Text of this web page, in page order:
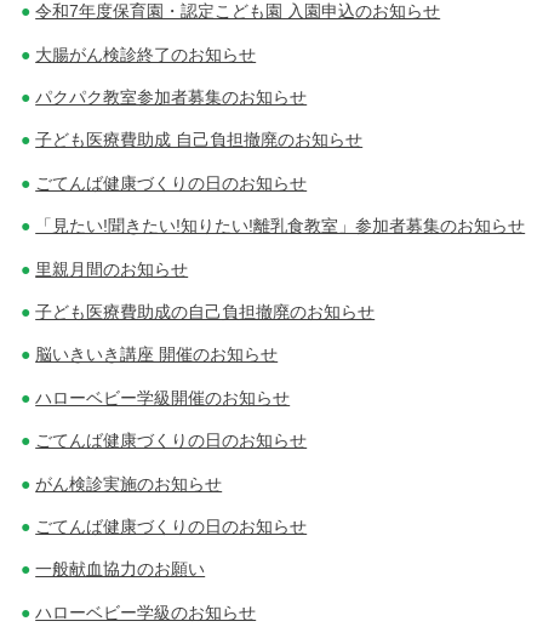
令和7年度保育園・認定こども園 入園申込のお知らせ
大腸がん検診終了のお知らせ
パクパク教室参加者募集のお知らせ
子ども医療費助成 自己負担撤廃のお知らせ
ごてんば健康づくりの日のお知らせ
「見たい!聞きたい!知りたい!離乳食教室」参加者募集のお知らせ
里親月間のお知らせ
子ども医療費助成の自己負担撤廃のお知らせ
脳いきいき講座 開催のお知らせ
ハローベビー学級開催のお知らせ
ごてんば健康づくりの日のお知らせ
がん検診実施のお知らせ
ごてんば健康づくりの日のお知らせ
一般献血協力のお願い
ハローベビー学級のお知らせ